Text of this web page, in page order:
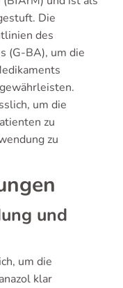
Die
des
(G-BA), um die
um die
zu
zu
und
um die
klar